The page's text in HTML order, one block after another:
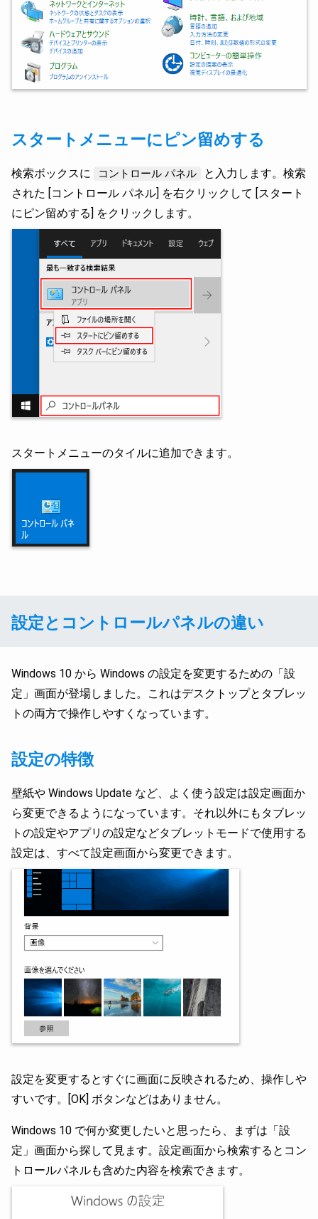
スタートメニューにピン留めする
検索ボックスに コントロール パネル
と入力します。検索
された [コントロール パネル] を右クリックして [スタート
にピン留めする] をクリックします。
スタートメニューのタイルに追加できます。
設定とコントロールパネルの違い
Windows 10 から Windows の設定を変更するための「設
定」画面が登場しました。これはデスクトップとタブレッ
トの両方で操作しやすくなっています。
設定の特徴
壁紙や Windows Update など、よく使う設定は設定画面か
ら変更できるようになっています。それ以外にもタブレッ
トの設定やアプリの設定などタブレットモードで使用する
設定は、すべて設定画面から変更できます。
設定を変更するとすぐに画面に反映されるため、操作しや
すいです。[OK] ボタンなどはありません。
Windows 10 で何か変更したいと思ったら、まずは「設
定」画面から探して見ます。設定画面から検索するとコン
トロールパネルも含めた内容を検索できます。